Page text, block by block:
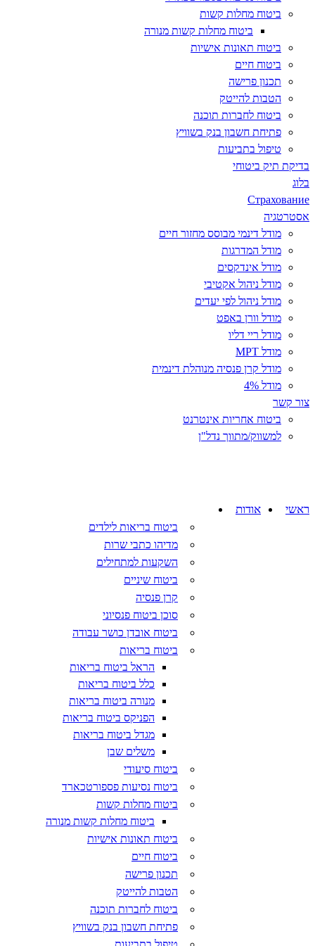
ביטוח מחלות קשות
ביטוח מחלות קשות מנורה
ביטוח תאונות אישיות
ביטוח חיים
תכנון פרישה
הטבות להייטק
ביטוח לחברות תוכנה
פתיחת חשבון בנק בשוויץ
טיפול בתביעות
בדיקת תיק ביטוחי
בלוג
Страхование
אסטרטגיה
מודל דינמי מבוסס מחזור חיים
מודל המדרגות
מודל אינדקסים
מודל ניהול אקטיבי
מודל ניהול לפי יעדים
מודל וורן באפט
מודל ריי דליו
מודל MPT
מודל קרן פנסיה מנוהלת דינמית
מודל 4%
צור קשר
ביטוח אחריות אינטרנט
למשווק/מתווך נדל"ן
ראשי אודות
ביטוח בריאות לילדים
מדיהו כתבי שרות
השקעות למתחילים
ביטוח שיניים
קרן פנסיה
סוכן ביטוח פנסיוני
ביטוח אובדן כושר עבודה
ביטוח בריאות
הראל ביטוח בריאות
כלל ביטוח בריאות
מנורה ביטוח בריאות
הפניקס ביטוח בריאות
מגדל ביטוח בריאות
משלים שבן
ביטוח סיעודי
ביטוח נסיעות פספורטכארד
ביטוח מחלות קשות
ביטוח מחלות קשות מנורה
ביטוח תאונות אישיות
ביטוח חיים
תכנון פרישה
הטבות להייטק
ביטוח לחברות תוכנה
פתיחת חשבון בנק בשוויץ